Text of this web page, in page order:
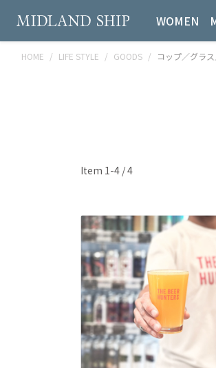
WOMEN
HOME LIFE STYLE GOODS コップ／グラ
Item 1-4 / 4